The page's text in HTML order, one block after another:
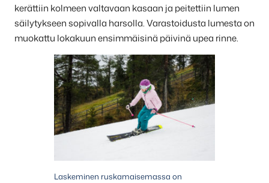
kerättiin kolmeen valtavaan kasaan ja peitettiin lumen
säilytykseen sopivalla harsolla. Varastoidusta lumesta on
muokattu lokakuun ensimmäisinä päivinä upea rinne.
Laskeminen ruskamaisemassa on